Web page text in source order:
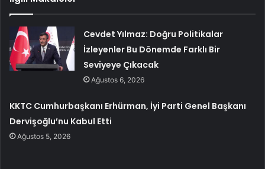
Cevdet Yılmaz: Doğru Politikalar
İzleyenler Bu Dönemde Farklı Bir
Seviyeye Çıkacak
Ağustos 6, 2026
KKTC Cumhurbaşkanı Erhürman, İyi Parti Genel Başkanı
Dervişoğlu’nu Kabul Etti
Ağustos 5, 2026